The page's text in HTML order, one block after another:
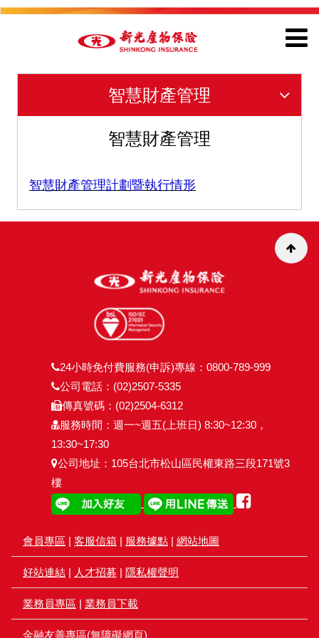
智慧財產管理
智慧財產管理
智慧財產管理計劃暨執行情形
24小時免付費服務(申訴)專線：0800-789-999
公司電話：(02)2507-5335
傳真號碼：(02)2504-6312
服務時間：週一~週五(上班日) 8:30~12:30，
13:30~17:30
公司地址：105台北市松山區民權東路三段171號3
樓
會員專區 | 客服信箱 | 服務據點 | 網站地圖
好站連結 | 人才招募 | 隱私權聲明
業務員專區 | 業務員下載
金融友善專區(無障礙網頁)